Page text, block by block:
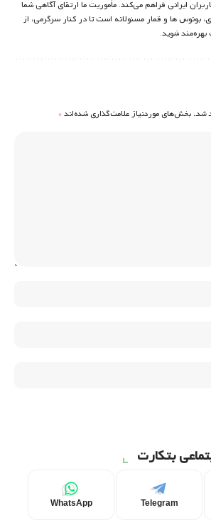
ایرانی فراهم می‌کند. مأموریت ما ارتقای آگاهی شما
بونوس ها و قمار مسئولانه است تا در کنار سرگرمی، از
شوید.
شد. بخش‌های موردنیاز علامت‌گذاری شده‌اند*
بتکارت
Telegram
WhatsApp